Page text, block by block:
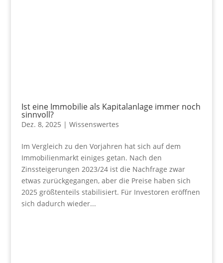
Ist eine Immobilie als Kapitalanlage immer noch
sinnvoll?
Dez. 8, 2025 | Wissenswertes
Im Vergleich zu den Vorjahren hat sich auf dem
Immobilienmarkt einiges getan. Nach den
Zinssteigerungen 2023/24 ist die Nachfrage zwar
etwas zurückgegangen, aber die Preise haben sich
2025 größtenteils stabilisiert. Für Investoren eröffnen
sich dadurch wieder...